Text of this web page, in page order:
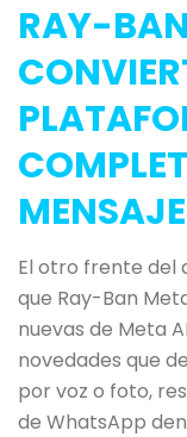
RAY-
El otro frente del
que Ray-Ban
nuevas de Meta
novedades que
por voz o foto,
de WhatsApp